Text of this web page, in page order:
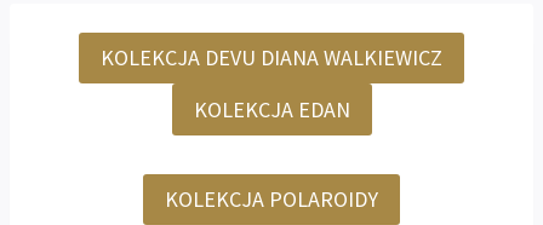
KOLEKCJA DEVU DIANA WALKIEWICZ
KOLEKCJA EDAN
KOLEKCJA POLAROIDY